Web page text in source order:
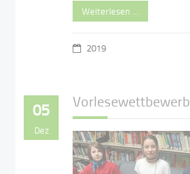
Weiterlesen …
2019
05
Dez
Vorlesewettbewerb